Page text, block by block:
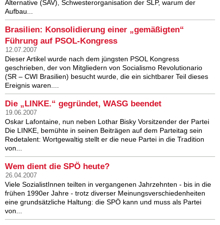
Alternative (SAV), Schwesterorganisation der SLP, warum der
Aufbau...
Brasilien: Konsolidierung einer „gemäßigten“
Führung auf PSOL-Kongress
12.07.2007
Dieser Artikel wurde nach dem jüngsten PSOL Kongress
geschrieben, der von Mitgliedern von Socialismo Revolutionario
(SR – CWI Brasilien) besucht wurde, die ein sichtbarer Teil dieses
Ereignis waren....
Die „LINKE.“ gegründet, WASG beendet
19.06.2007
Oskar Lafontaine, nun neben Lothar Bisky Vorsitzender der Partei
Die LINKE, bemühte in seinen Beiträgen auf dem Parteitag sein
Redetalent: Wortgewaltig stellt er die neue Partei in die Tradition
von...
Wem dient die SPÖ heute?
26.04.2007
Viele SozialistInnen teilten in vergangenen Jahrzehnten - bis in die
frühen 1990er Jahre - trotz diverser Meinungsverschiedenheiten
eine grundsätzliche Haltung: die SPÖ kann und muss als Partei
von...